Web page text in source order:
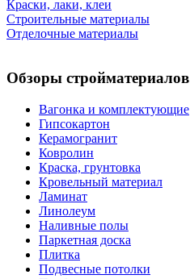
Краски, лаки, клеи
Строительные материалы
Отделочные материалы
Обзоры стройматериалов
Вагонка и комплектующие
Гипсокартон
Керамогранит
Ковролин
Краска, грунтовка
Кровельный материал
Ламинат
Линолеум
Наливные полы
Паркетная доска
Плитка
Подвесные потолки